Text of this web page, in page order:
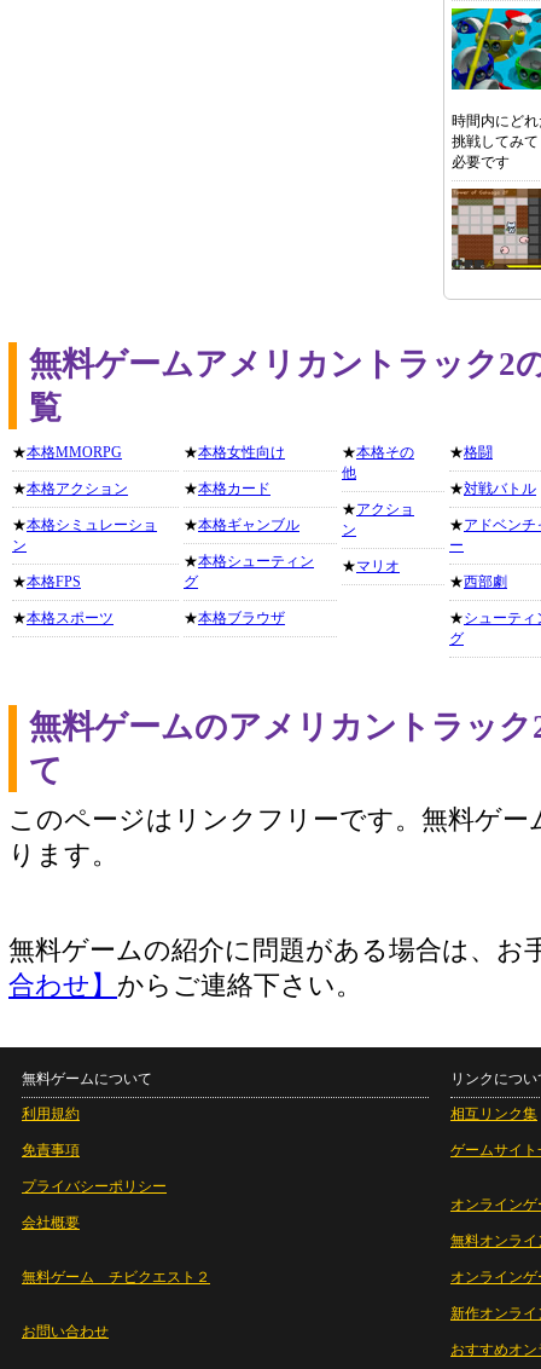
時間内にど
挑戦してみ
必要です
無料ゲームアメリカントラック2
覧
★本格MMORPG
★本格アクション
★本格シミュレーショ
ン
★本格FPS
★本格スポーツ
★本格女性向け
★本格カード
★本格ギャンブル
★本格シューティン
グ
★本格ブラウザ
★本格その
他
★アクショ
ン
★マリオ
★格闘
★対戦バトル
★アドベンチ
ー
★西部劇
★シューティ
グ
無料ゲームのアメリカントラッ
て
このページはリンクフリーです。無料ゲー
ります。
無料ゲームの紹介に問題がある場合は、お
合わせ】 からご連絡下さい。
無料ゲームについて
利用規約
免責事項
プライバシーポリシー
会社概要
無料ゲーム チビクエスト２
お問い合わせ
リンクについ
相互リンク集
ゲームサイト
オンラインゲ
無料オンライ
オンライン
新作オンライ
おすすめオ